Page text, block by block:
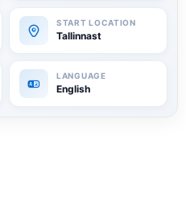
Tallinnast
English